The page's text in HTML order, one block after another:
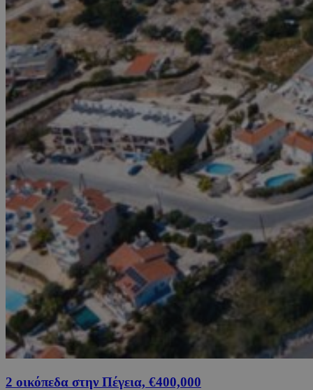
2 οικόπεδα στην Πέγεια, €400,000